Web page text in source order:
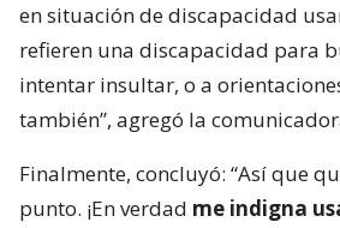
en situación de discapacidad
refieren una discapacidad para
intentar insultar, o a
también”, agregó la
Finalmente, concluyó: “Así que
punto. ¡En verdad me indigna